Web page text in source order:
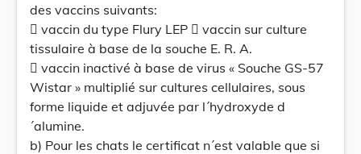
des vaccins suivants:
 vaccin du type Flury LEP  vaccin sur culture
tissulaire à base de la souche E. R. A.
 vaccin inactivé à base de virus « Souche GS-57
Wistar » multiplié sur cultures cellulaires, sous
forme liquide et adjuvée par l´hydroxyde d
´alumine.
b) Pour les chats le certificat n´est valable que si